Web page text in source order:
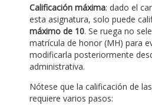
Calificación máxima: dado el
esta asignatura, solo puede
máximo de 10. Se ruega no
matrícula de honor (MH) para
modificarla posteriormente
administrativa.
Nótese que la calificación de
requiere varios pasos: